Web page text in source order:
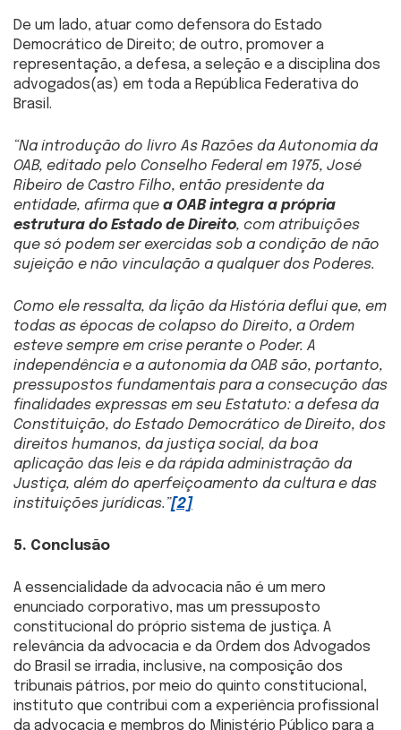
De um lado, atuar como defensora do Estado
Democrático de Direito; de outro, promover a
representação, a defesa, a seleção e a disciplina dos
advogados(as) em toda a República Federativa do
Brasil.
“Na introdução do livro As Razões da Autonomia da
OAB, editado pelo Conselho Federal em 1975, José
Ribeiro de Castro Filho, então presidente da
entidade, afirma que a OAB integra a própria
estrutura do Estado de Direito, com atribuições
que só podem ser exercidas sob a condição de não
sujeição e não vinculação a qualquer dos Poderes.
Como ele ressalta, da lição da História deflui que, em
todas as épocas de colapso do Direito, a Ordem
esteve sempre em crise perante o Poder. A
independência e a autonomia da OAB são, portanto,
pressupostos fundamentais para a consecução das
finalidades expressas em seu Estatuto: a defesa da
Constituição, do Estado Democrático de Direito, dos
direitos humanos, da justiça social, da boa
aplicação das leis e da rápida administração da
Justiça, além do aperfeiçoamento da cultura e das
instituições jurídicas.”[2]
5. Conclusão
A essencialidade da advocacia não é um mero
enunciado corporativo, mas um pressuposto
constitucional do próprio sistema de justiça. A
relevância da advocacia e da Ordem dos Advogados
do Brasil se irradia, inclusive, na composição dos
tribunais pátrios, por meio do quinto constitucional,
instituto que contribui com a experiência profissional
da advocacia e membros do Ministério Público para a